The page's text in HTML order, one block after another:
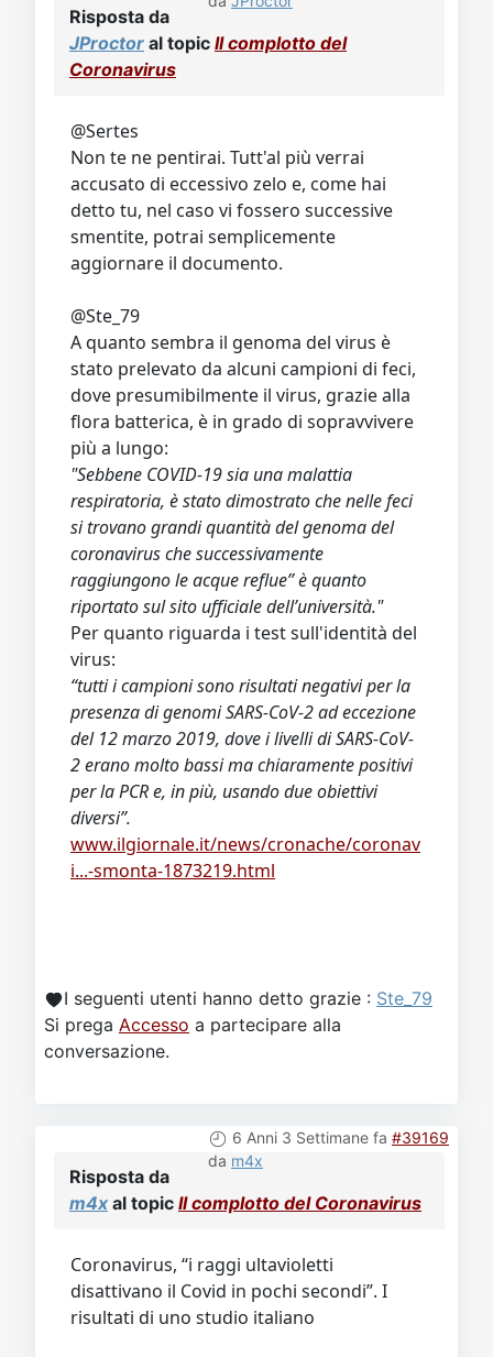
Risposta da
JProctor al topic Il complotto del
Coronavirus
@Sertes
Non te ne pentirai. Tutt'al più verrai
accusato di eccessivo zelo e, come hai
detto tu, nel caso vi fossero successive
smentite, potrai semplicemente
aggiornare il documento.
@Ste_79
A quanto sembra il genoma del virus è
stato prelevato da alcuni campioni di feci,
dove presumibilmente il virus, grazie alla
flora batterica, è in grado di sopravvivere
più a lungo:
"Sebbene COVID-19 sia una malattia
respiratoria, è stato dimostrato che nelle feci
si trovano grandi quantità del genoma del
coronavirus che successivamente
raggiungono le acque reflue” è quanto
riportato sul sito ufficiale dell’università."
Per quanto riguarda i test sull'identità del
virus:
“tutti i campioni sono risultati negativi per la
presenza di genomi SARS-CoV-2 ad eccezione
del 12 marzo 2019, dove i livelli di SARS-CoV-
2 erano molto bassi ma chiaramente positivi
per la PCR e, in più, usando due obiettivi
diversi”.
www.ilgiornale.it/news/cronache/coronav
i...-smonta-1873219.html
I seguenti utenti hanno detto grazie : Ste_79
Si prega Accesso a partecipare alla
conversazione.
6 Anni 3 Settimane fa #39169
da m4x
Risposta da
m4x al topic Il complotto del Coronavirus
Coronavirus, “i raggi ultavioletti
disattivano il Covid in pochi secondi”. I
risultati di uno studio italiano